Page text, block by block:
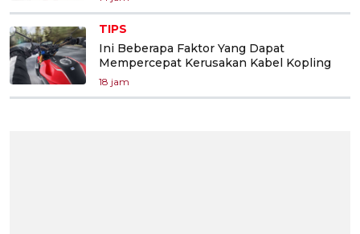
TIPS
Ini Beberapa Faktor Yang Dapat
Mempercepat Kerusakan Kabel Kopling
18 jam